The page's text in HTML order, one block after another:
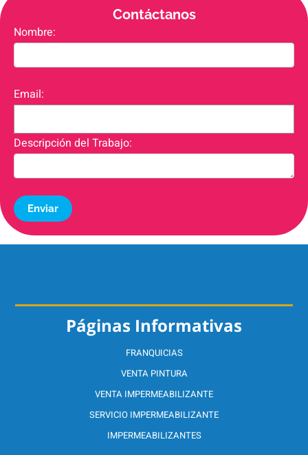
Contáctanos
Nombre:
Email:
Descripción del Trabajo:
Enviar
Páginas Informativas
FRANQUICIAS
VENTA PINTURA
VENTA IMPERMEABILIZANTE
SERVICIO IMPERMEABILIZANTE
IMPERMEABILIZANTES